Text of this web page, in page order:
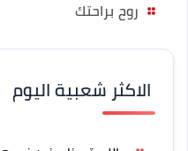
روح براحتك
الاكثر شعبية اليوم